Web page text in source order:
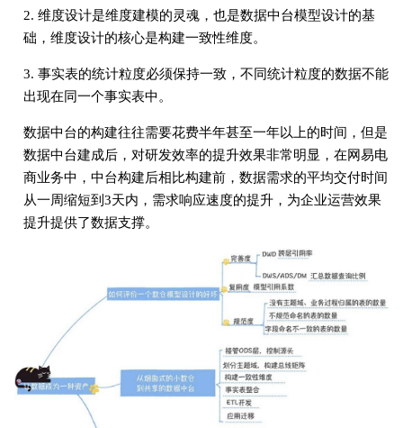
2. 维度设计是维度建模的灵魂，也是数据中台模型设计的基
础，维度设计的核⼼是构建⼀致性维度。
3. 事实表的统计粒度必须保持⼀致，不同统计粒度的数据不能
出现在同⼀个事实表中。
数据中台的构建往往需要花费半年甚⾄⼀年以上的时间，但是
数据中台建成后，对研发效率的提升效果⾮常明显，在⽹易电
商业务中，中台构建后相⽐构建前，数据需求的平均交付时间
从⼀周缩短到3天内，需求响应速度的提升，为企业运营效果
提升提供了数据⽀撑。